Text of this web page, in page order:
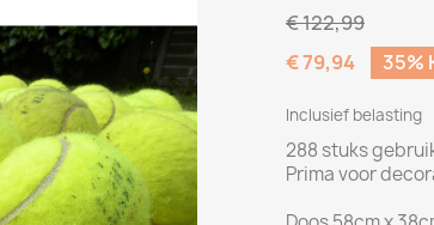
€ 122,99
€ 79,94
35%
Inclusief belasting
288 stuks
Prima voor